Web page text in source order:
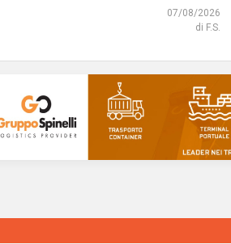
07/08/2026
di F.S.